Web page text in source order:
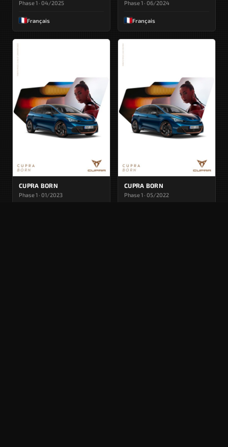
Phase 1 · 04/2025
Français
Phase 1 · 06/2024
Français
CUPRA BORN
Phase 1 · 01/2023
CUPRA BORN
Phase 1 · 05/2022